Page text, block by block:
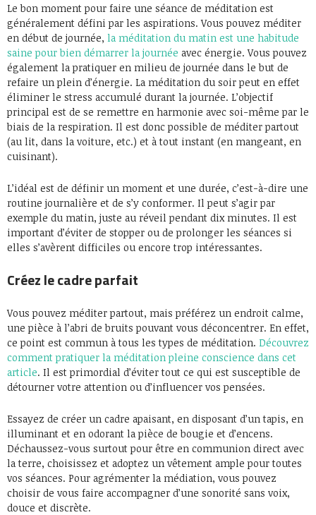
Le bon moment pour faire une séance de méditation est
généralement défini par les aspirations. Vous pouvez méditer
en début de journée, la méditation du matin est une habitude
saine pour bien démarrer la journée avec énergie. Vous pouvez
également la pratiquer en milieu de journée dans le but de
refaire un plein d’énergie. La méditation du soir peut en effet
éliminer le stress accumulé durant la journée. L’objectif
principal est de se remettre en harmonie avec soi-même par le
biais de la respiration. Il est donc possible de méditer partout
(au lit, dans la voiture, etc.) et à tout instant (en mangeant, en
cuisinant).
L’idéal est de définir un moment et une durée, c’est-à-dire une
routine journalière et de s’y conformer. Il peut s’agir par
exemple du matin, juste au réveil pendant dix minutes. Il est
important d’éviter de stopper ou de prolonger les séances si
elles s’avèrent difficiles ou encore trop intéressantes.
Créez le cadre parfait
Vous pouvez méditer partout, mais préférez un endroit calme,
une pièce à l’abri de bruits pouvant vous déconcentrer. En effet,
ce point est commun à tous les types de méditation. Découvrez
comment pratiquer la méditation pleine conscience dans cet
article. Il est primordial d’éviter tout ce qui est susceptible de
détourner votre attention ou d’influencer vos pensées.
Essayez de créer un cadre apaisant, en disposant d’un tapis, en
illuminant et en odorant la pièce de bougie et d’encens.
Déchaussez-vous surtout pour être en communion direct avec
la terre, choisissez et adoptez un vêtement ample pour toutes
vos séances. Pour agrémenter la médiation, vous pouvez
choisir de vous faire accompagner d’une sonorité sans voix,
douce et discrète.